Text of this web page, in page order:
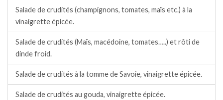
Salade de crudités (champignons, tomates, maïs etc.) à la
vinaigrette épicée.
Salade de crudités (Maïs, macédoine, tomates…..) et rôti de
dinde froid.
Salade de crudités à la tomme de Savoie, vinaigrette épicée.
Salade de crudités au gouda, vinaigrette épicée.